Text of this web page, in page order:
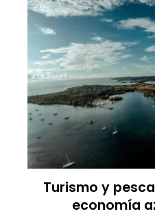
Turismo y
economía